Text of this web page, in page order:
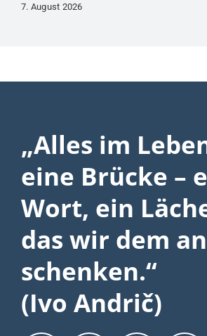
7. August 2026
„Alles im
eine Brücke –
Wort, ein
das wir dem
schenken.“
(Ivo Andrič)